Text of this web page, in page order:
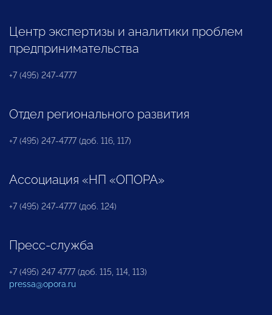
Центр экспертизы и аналитики проблем
предпринимательства
+7 (495) 247-4777
Отдел регионального развития
+7 (495) 247-4777 (доб. 116, 117)
Ассоциация «НП «ОПОРА»
+7 (495) 247-4777 (доб. 124)
Пресс-служба
+7 (495) 247 4777 (доб. 115, 114, 113)
pressa@opora.ru